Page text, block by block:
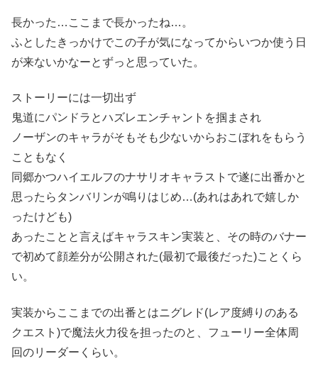
長かった…ここまで長かったね…。
ふとしたきっかけでこの子が気になってからいつか使う日
が来ないかなーとずっと思っていた。
ストーリーには一切出ず
鬼道にパンドラとハズレエンチャントを掴まされ
ノーザンのキャラがそもそも少ないからおこぼれをもらう
こともなく
同郷かつハイエルフのナサリオキャラストで遂に出番かと
思ったらタンバリンが鳴りはじめ…(あれはあれで嬉しか
ったけども)
あったことと言えばキャラスキン実装と、その時のバナー
で初めて顔差分が公開された(最初で最後だった)ことくら
い。
実装からここまでの出番とはニグレド(レア度縛りのある
クエスト)で魔法火力役を担ったのと、フューリー全体周
回のリーダーくらい。